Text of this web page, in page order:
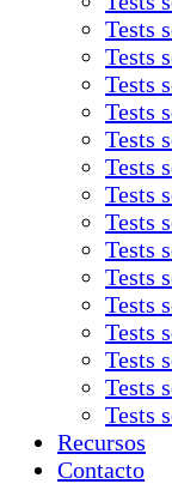
Tests
Tests
Tests
Tests
Tests
Tests
Tests
Tests
Tests
Tests
Tests
Tests
Tests
Tests
Tests
Recursos
Contacto